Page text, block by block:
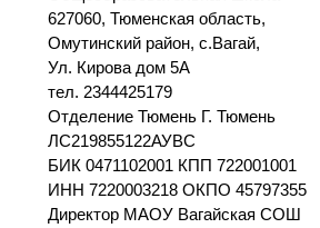
627060, Тюменская область,
Омутинский район, с.Вагай,
Ул. Кирова дом 5А
тел. 2344425179
Отделение Тюмень Г. Тюмень
ЛС219855122АУВС
БИК 0471102001 КПП 722001001
ИНН 7220003218 ОКПО 45797355
Директор МАОУ Вагайская СОШ